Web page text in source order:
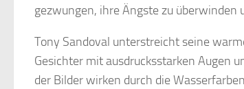
gezwungen, ihre Ängste zu überwinden
Tony Sandoval unterstreicht seine
Gesichter mit ausdrucksstarken Augen
der Bilder wirken durch die